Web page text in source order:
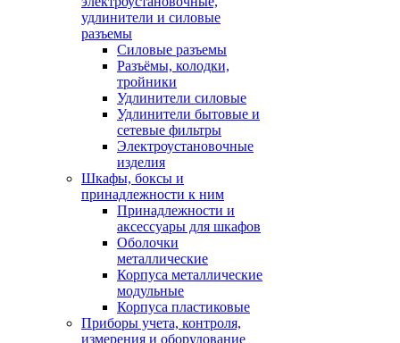
удлинители и силовые
разъемы
Силовые разъемы
Разъёмы, колодки,
тройники
Удлинители силовые
Удлинители бытовые и
сетевые фильтры
Электроустановочные
изделия
Шкафы, боксы и
принадлежности к ним
Принадлежности и
аксессуары для шкафов
Оболочки
металлические
Корпуса металлические
модульные
Корпуса пластиковые
Приборы учета, контроля,
измерения и оборудование